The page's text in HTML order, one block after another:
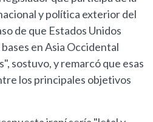
y política exterior del
de que Estados Unidos
en Asia Occidental
sostuvo, y remarcó que esas
los principales objetivos